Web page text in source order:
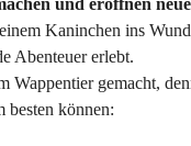
und eröffnen
Kaninchen ins
Abenteuer erlebt.
Wappentier gemacht,
besten können: